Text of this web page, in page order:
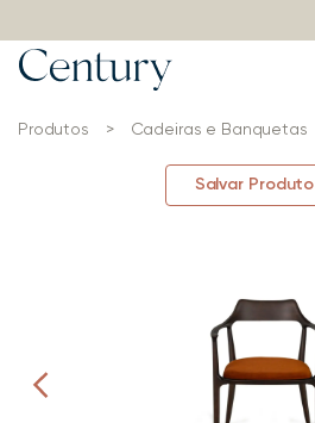
Produtos > Cadeiras e Banquetas
Salvar Produto